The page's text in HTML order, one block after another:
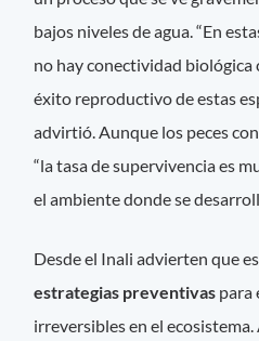
bajos niveles de agua. “En
no hay conectividad biológica
éxito reproductivo de estas
advirtió. Aunque los peces
“la tasa de supervivencia es
el ambiente donde se
Desde el Inali advierten que es
estrategias preventivas para
irreversibles en el